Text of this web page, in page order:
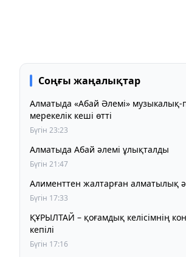
Соңғы жаңалықтар
Алматыда «Абай Әлемі» музыкалық-
мерекелік кеші өтті
Бүгін 23:23
Алматыда Абай әлемі ұлықталды
Бүгін 21:47
Алименттен жалтарған алматылық
Бүгін 17:33
ҚҰРЫЛТАЙ – қоғамдық келісімнің конституциялық
кепілі
Бүгін 17:16